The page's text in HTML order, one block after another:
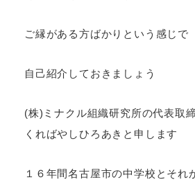
ご縁がある方ばかりという感じで
自己紹介しておきましょう
(株)ミナクル組織研究所の代表取
くればやしひろあきと申します
１６年間名古屋市の中学校とそれ